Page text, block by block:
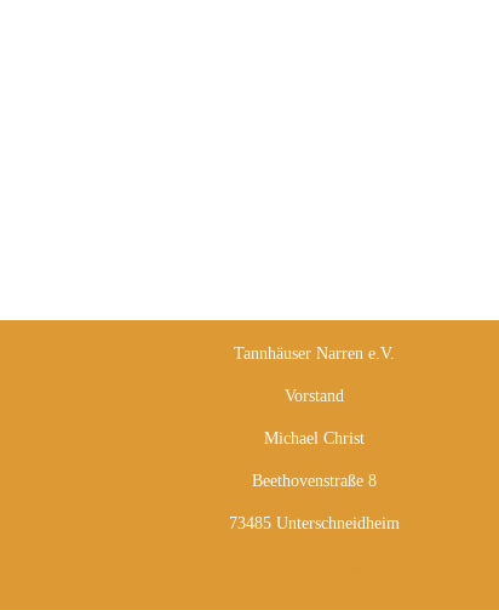
Tannhäuser Narren e.V.
Vorstand
Michael Christ
Beethovenstraße 8
73485 Unterschneidheim